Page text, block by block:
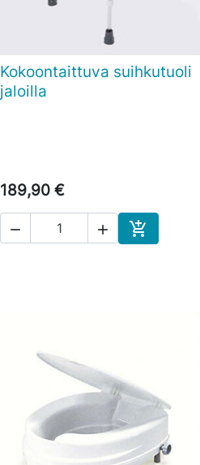
 Pikakatselu
Kokoontaittuva suihkutuoli
jaloilla
189,90 €
  
Ostoskoriin